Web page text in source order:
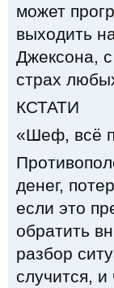
может
выходить
Джексона,
страх
КСТАТИ
«Шеф, всё
денег,
если это
обратить
разбор
случится,